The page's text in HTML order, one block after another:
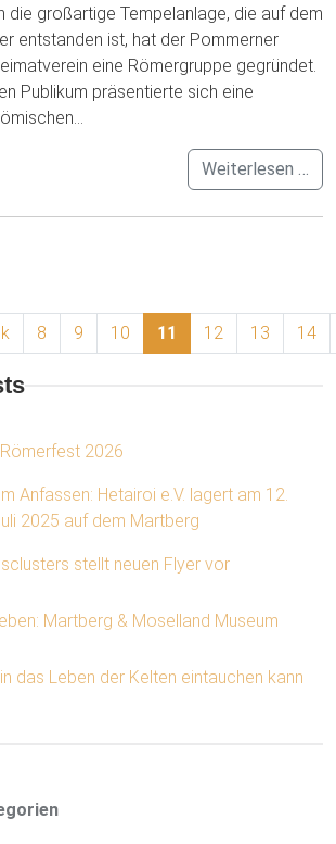
die großartige Tempelanlage, die auf dem
entstanden ist, hat der Pommerner
eine Römergruppe gegründet.
Publikum präsentierte sich eine
Weiterlesen …
8 9 10 11 12 13 14
2026
Anfassen: Hetairoi e.V. lagert am 12.
2025 auf dem Martberg
stellt neuen Flyer vor
Martberg & Moselland Museum
das Leben der Kelten eintauchen kann